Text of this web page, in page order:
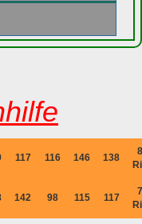
117 116 146 138
142 98 115 117